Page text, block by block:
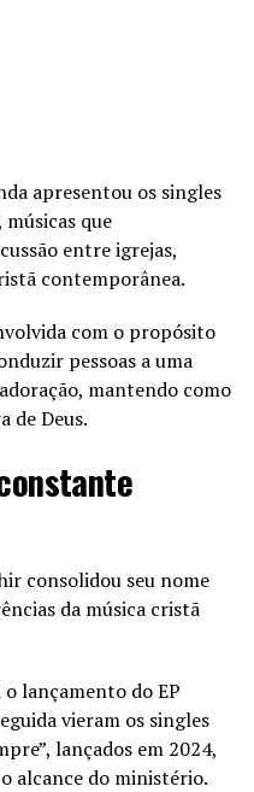
apresentou os singles
músicas que
entre igrejas,
contemporânea.
com o propósito
pessoas a uma
mantendo como
de Deus.
consolidou seu nome
da música cristã
lançamento do EP
vieram os singles
lançados em 2024,
alcance do ministério.